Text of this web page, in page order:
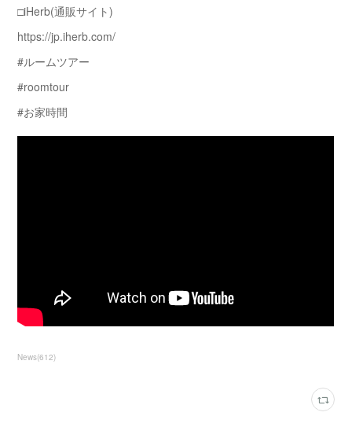
□iHerb(通販サイト)
https://jp.iherb.com/
#ルームツアー
#roomtour
#お家時間
News(612)